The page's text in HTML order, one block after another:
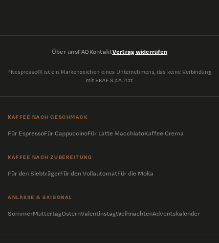
Über unsFAQKontaktVertrag widerrufen
*Nespresso® ist ein Markenzeichen eines Unternehmens, das keine Verbindung
mit EKAF S.p.A. hat.
KAFFEE NACH GESCHMACK
Für EspressoFür CappuccinoFür Latte MacchiatoKaffee Crema
KAFFEE NACH ZUBEREITUNG
Für den SiebträgerFür den VollautomatFür die Moka
ANLÄSSE & SAISONAL
SommerMuttertagOsternValentinstagWeihnachtenAdventskalender